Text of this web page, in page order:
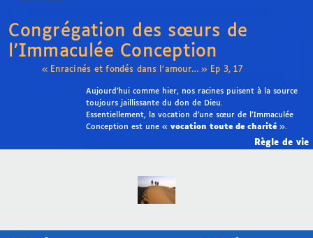
Congrégation des sœurs de
l’Immaculée Conception
« Enracinés et fondés dans l’amour… » Ep 3, 17
Règle de vie
Aujourd’hui comme hier, nos racines puisent à la source
toujours jaillissante du don de Dieu.
Essentiellement, la vocation d’une sœur de l’Immaculée
Conception est une « vocation toute de charité».